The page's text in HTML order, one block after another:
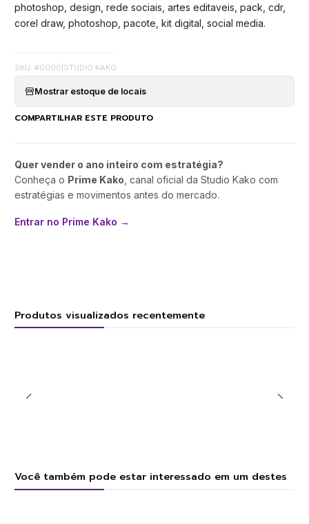
photoshop, design, rede sociais, artes editaveis, pack, cdr,
corel draw, photoshop, pacote, kit digital, social media.
SKU: #0000 STUDIO KAKO
Mostrar estoque de locais
COMPARTILHAR ESTE PRODUTO
Quer vender o ano inteiro com estratégia?
Conheça o Prime Kako , canal oficial da Studio Kako com
estratégias e movimentos antes do mercado.
Entrar no Prime Kako →
Produtos visualizados recentemente
Você também pode estar interessado em um destes